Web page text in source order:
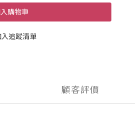
購物車
入追蹤清單
顧客評價